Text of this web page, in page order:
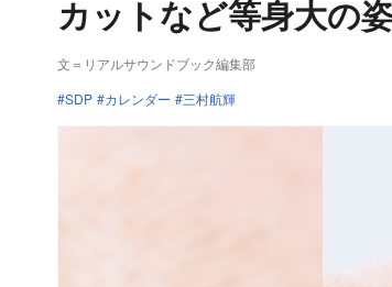
カットなど等身大の
文＝リアルサウンドブック編集部
SDP
カレンダー 三村航輝